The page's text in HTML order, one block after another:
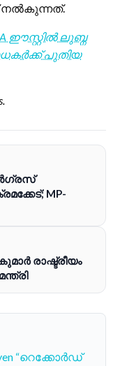
ഈസ്റ്റിൽ ലുബ്ന
പുതിയ
MP-
രാഷ്ട്രീയം
“റെക്കോർഡ്